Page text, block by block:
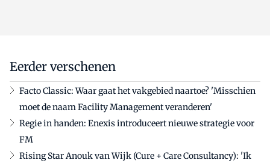
Eerder verschenen
Facto Classic: Waar gaat het vakgebied naartoe? 'Misschien
moet de naam Facility Management veranderen'
Regie in handen: Enexis introduceert nieuwe strategie voor
FM
Rising Star Anouk van Wijk (Cure + Care Consultancy): 'Ik